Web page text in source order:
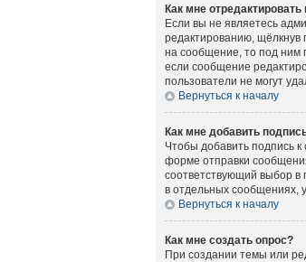
Как мне
Если вы не являетесь
редактированию, щёлкнув
на сообщение, то под ним
если сообщение
пользователи не могут
Вернуться к началу
Как мне добавить
Чтобы добавить подпись
форме отправки
соответствующий выбор в
в отдельных сообщениях,
Вернуться к началу
Как мне создать опрос?
При создании темы или